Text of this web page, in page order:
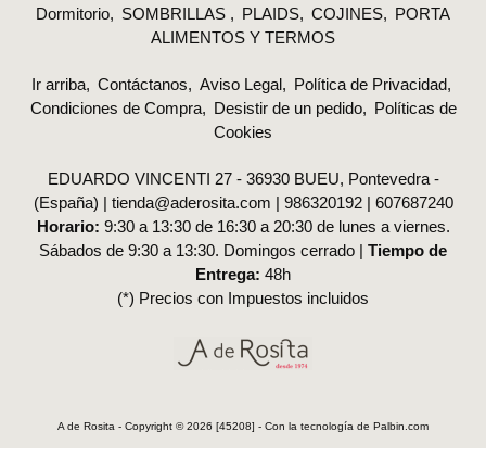
Dormitorio
SOMBRILLAS PLAIDS COJINES
PORTA
ALIMENTOS Y TERMOS
Ir arriba Contáctanos Aviso Legal
Política de Privacidad
Condiciones de Compra
Desistir de un pedido
Políticas de
Cookies
EDUARDO VINCENTI 27 - 36930 BUEU, Pontevedra -
(España) | tienda@aderosita.com | 986320192| 607687240
Horario: 9:30 a 13:30 de 16:30 a 20:30 de lunes a viernes.
Sábados de 9:30 a 13:30. Domingos cerrado | Tiempo de
Entrega: 48h
(*) Precios con Impuestos incluidos
A de Rosita - Copyright © 2026 [45208] - Con la tecnología de Palbin.com